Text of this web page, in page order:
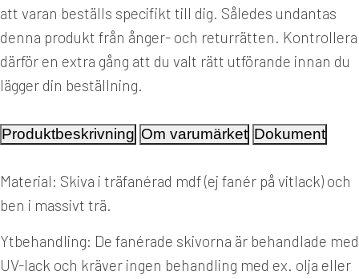
att varan beställs specifikt till dig. Således undantas
denna produkt från ånger- och returrätten. Kontrollera
därför en extra gång att du valt rätt utförande innan du
lägger din beställning.
Produktbeskrivning Om varumärket Dokument
Material: Skiva i träfanérad mdf (ej fanér på vitlack) och
ben i massivt trä.
Ytbehandling: De fanérade skivorna är behandlade med
UV-lack och kräver ingen behandling med ex. olja eller